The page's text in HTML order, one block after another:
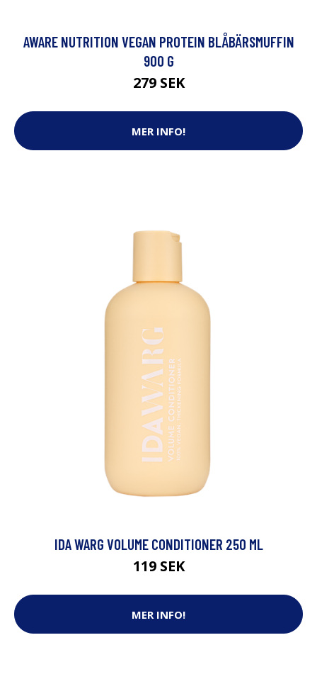
AWARE NUTRITION VEGAN PROTEIN BLÅBÄRSMUFFIN
900 G
279 SEK
MER INFO!
IDA WARG VOLUME CONDITIONER 250 ML
119 SEK
MER INFO!